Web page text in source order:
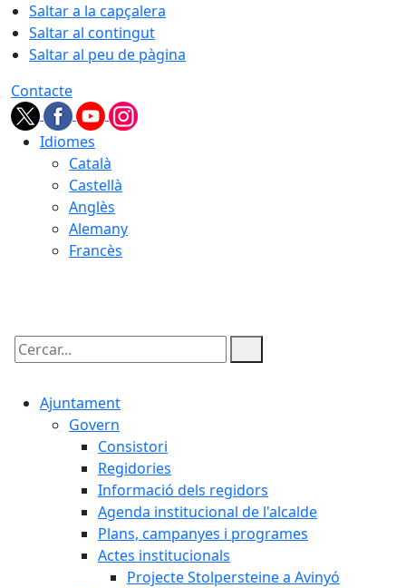
Saltar a la capçalera
Saltar al contingut
Saltar al peu de pàgina
Contacte
Idiomes
Català
Castellà
Anglès
Alemany
Francès
Cercar:
Ajuntament
Govern
Consistori
Regidories
Informació dels regidors
Agenda institucional de l'alcalde
Plans, campanyes i programes
Actes institucionals
Projecte Stolpersteine a Avinyó